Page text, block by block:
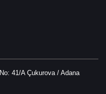
41/A Çukurova / Adana